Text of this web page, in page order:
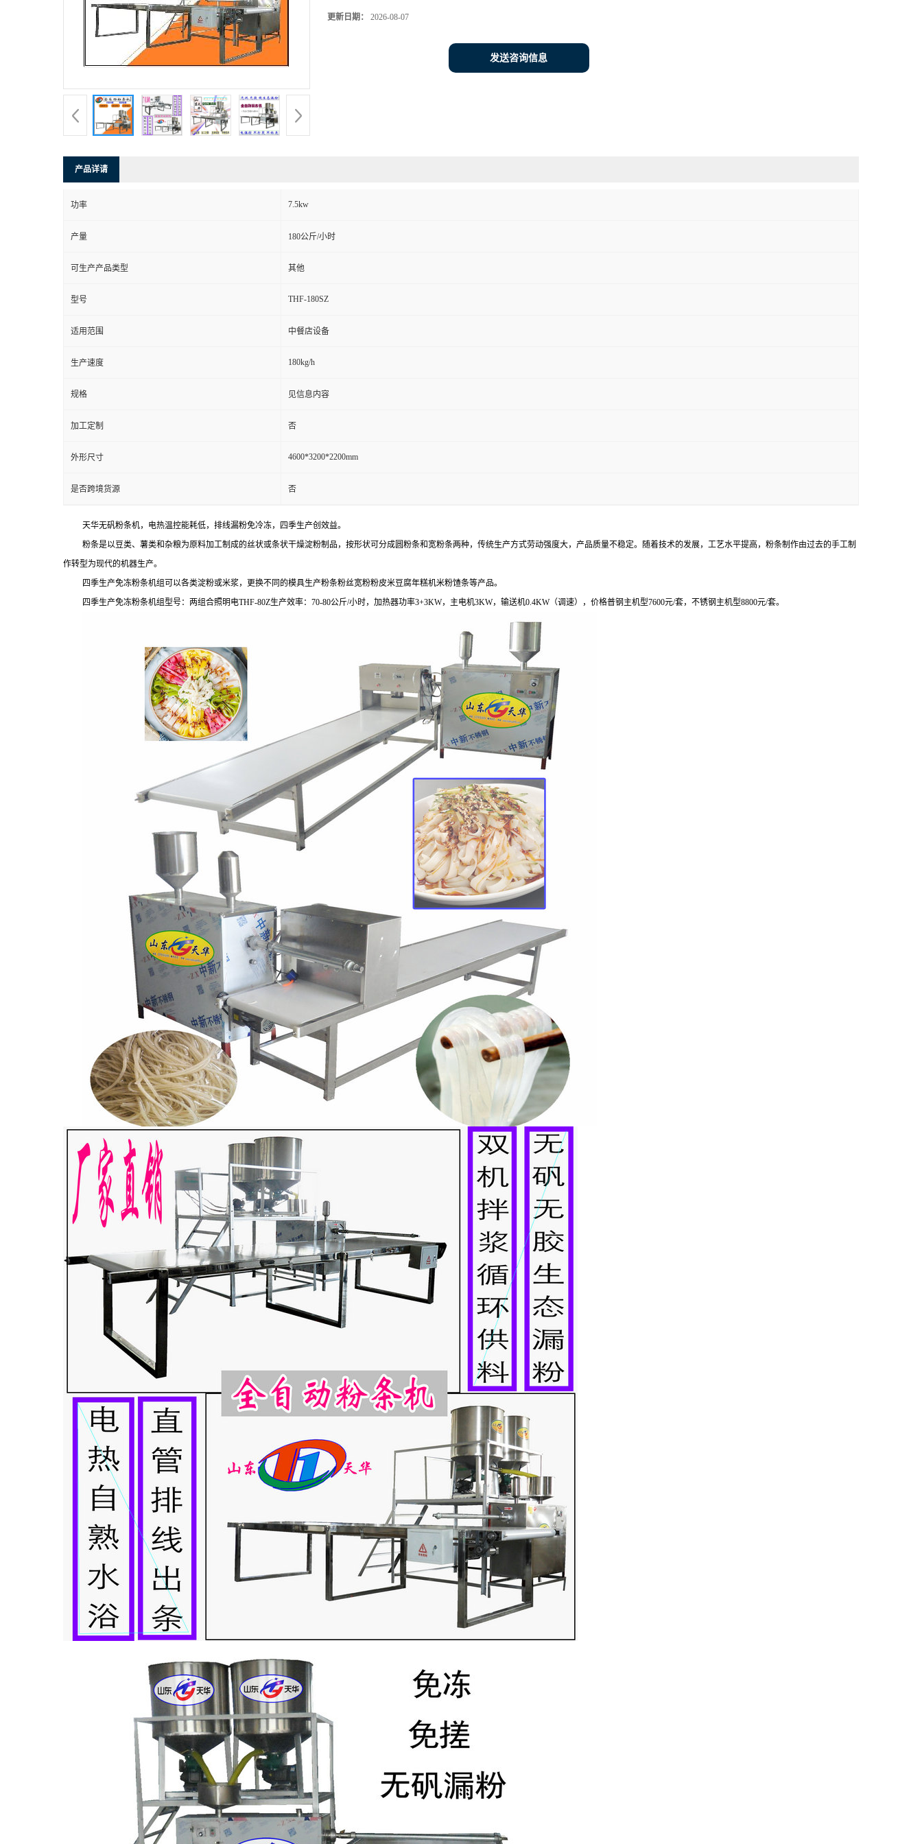
更新日期： 2026-08-07
发送咨询信息
产品详请
功率 7.5kw
产量 180公斤/小时
可生产产品类型 其他
型号 THF-180SZ
适用范围 中餐店设备
生产速度 180kg/h
规格 见信息内容
加工定制 否
外形尺寸 4600*3200*2200mm
是否跨境货源 否
天华无矾粉条机，电热温控能耗低，排线漏粉免冷冻，四季生产创效益。
粉条是以豆类、薯类和杂粮为原料加工制成的丝状或条状干燥淀粉制品，按形状可分成圆粉条和宽粉条两种，传统生产方式劳动强度大，产品质量不稳定。随着技术的发展，工艺水平提高，粉条制作由过去的手工制
作转型为现代的机器生产。
四季生产免冻粉条机组可以各类淀粉或米浆，更换不同的模具生产粉条粉丝宽粉粉皮米豆腐年糕机米粉馇条等产品。
四季生产免冻粉条机组型号：两组合照明电THF-80Z生产效率： 70-80公斤/小时，加热器功率3+3KW，主电机3KW，输送机0.4KW（调速），价格普钢主机型7600元/套，不锈钢主机型8800元/套。